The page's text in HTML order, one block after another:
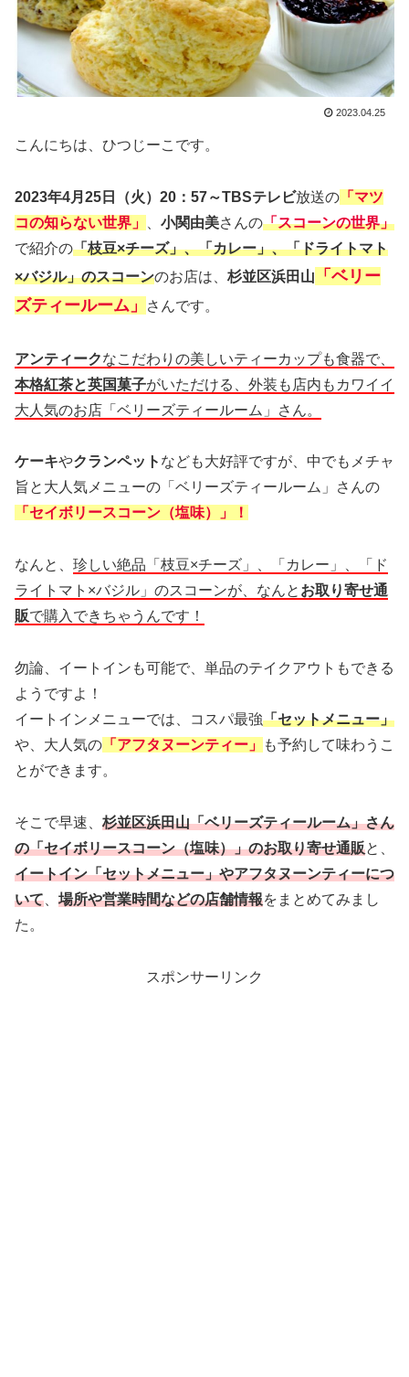
2023.04.25
こんにちは、ひつじーこです。
2023年4月25日（火）20：57～TBSテレビ放送の 「マツ
コの知らない世界」
小関由美さんの「スコーンの世界」
で紹介の「枝豆×チーズ」、「カレー」、「ドライトマト
×バジル」のスコーンのお店は、 杉並区浜田山
「ベリー
ズティールーム」
さんです。
アンティークなこだわりの美しいティーカップも食器で、
本格紅茶と英国菓子がいただける、外装も店内もカワイイ
大人気のお店「ベリーズティールーム」さん。
ケーキやクランペット なども大好評ですが、中でもメチャ
旨と大人気メニューの「ベリーズティールーム」さんの
「セイボリースコーン（塩味）」！
なんと、 珍しい絶品「枝豆×チーズ」、「カレー」、「ド
ライトマト×バジル」のスコーンが、なんと お取り寄せ通
販で購入できちゃうんです！
勿論、イートインも可能で、単品のテイクアウトもできる
ようですよ！
イートインメニューでは、コスパ最強「セットメニュー」
や、大人気の 「アフタヌーンティー」
も予約して味わうこ
とができます。
そこで早速、 杉並区浜田山「ベリーズティールーム」さん
の「セイボリースコーン（塩味）」のお取り寄せ通販と、
イートイン「セットメニュー」やアフタヌーンティーにつ
いて
場所や営業時間などの店舗情報をまとめてみまし
た。
スポンサーリンク